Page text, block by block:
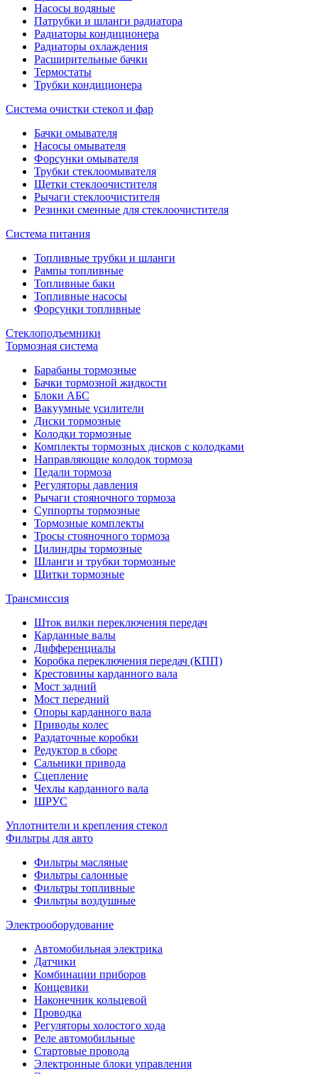
Насосы водяные
Патрубки и шланги радиатора
Радиаторы кондиционера
Радиаторы охлаждения
Расширительные бачки
Термостаты
Трубки кондиционера
Система очистки стекол и фар
Бачки омывателя
Насосы омывателя
Форсунки омывателя
Трубки стеклоомывателя
Щетки стеклоочистителя
Рычаги стеклоочистителя
Резинки сменные для стеклоочистителя
Система питания
Топливные трубки и шланги
Рампы топливные
Топливные баки
Топливные насосы
Форсунки топливные
Стеклоподъемники
Тормозная система
Барабаны тормозные
Бачки тормозной жидкости
Блоки АБС
Вакуумные усилители
Диски тормозные
Колодки тормозные
Комплекты тормозных дисков с колодками
Направляющие колодок тормоза
Педали тормоза
Регуляторы давления
Рычаги стояночного тормоза
Суппорты тормозные
Тормозные комплекты
Тросы стояночного тормоза
Цилиндры тормозные
Шланги и трубки тормозные
Щитки тормозные
Трансмиссия
Шток вилки переключения передач
Карданные валы
Дифференциалы
Коробка переключения передач (КПП)
Крестовины карданного вала
Мост задний
Мост передний
Опоры карданного вала
Приводы колес
Раздаточные коробки
Редуктор в сборе
Сальники привода
Сцепление
Чехлы карданного вала
ШРУС
Уплотнители и крепления стекол
Фильтры для авто
Фильтры масляные
Фильтры салонные
Фильтры топливные
Фильтры воздушные
Электрооборудование
Автомобильная электрика
Датчики
Комбинации приборов
Концевики
Наконечник кольцевой
Проводка
Регуляторы холостого хода
Реле автомобильные
Стартовые провода
Электронные блоки управления